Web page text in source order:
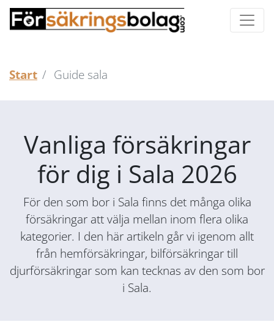
Start Guide sala
Vanliga försäkringar
för dig i Sala 2026
För den som bor i Sala finns det många olika
försäkringar att välja mellan inom flera olika
kategorier. I den här artikeln går vi igenom allt
från hemförsäkringar, bilförsäkringar till
djurförsäkringar som kan tecknas av den som bor
i Sala.